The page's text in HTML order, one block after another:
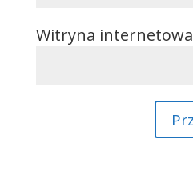
Witryna internetowa